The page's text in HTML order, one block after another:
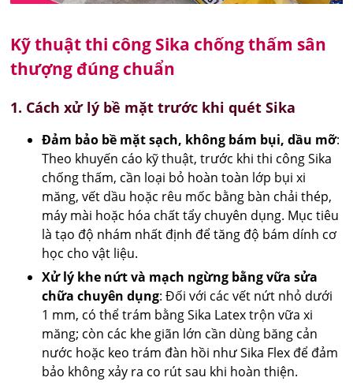
Kỹ thuật thi công Sika chống thấm sân
thượng đúng chuẩn
1. Cách xử lý bề mặt trước khi quét Sika
Đảm bảo bề mặt sạch, không bám bụi, dầu mỡ:
Theo khuyến cáo kỹ thuật, trước khi thi công Sika
chống thấm, cần loại bỏ hoàn toàn lớp bụi xi
măng, vết dầu hoặc rêu mốc bằng bàn chải thép,
máy mài hoặc hóa chất tẩy chuyên dụng. Mục tiêu
là tạo độ nhám nhất định để tăng độ bám dính cơ
học cho vật liệu.
Xử lý khe nứt và mạch ngừng bằng vữa sửa
chữa chuyên dụng: Đối với các vết nứt nhỏ dưới
1 mm, có thể trám bằng Sika Latex trộn vữa xi
măng; còn các khe giãn lớn cần dùng băng cản
nước hoặc keo trám đàn hồi như Sika Flex để đảm
bảo không xảy ra co rút sau khi hoàn thiện.